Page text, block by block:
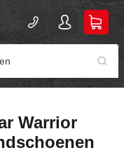
Warrior